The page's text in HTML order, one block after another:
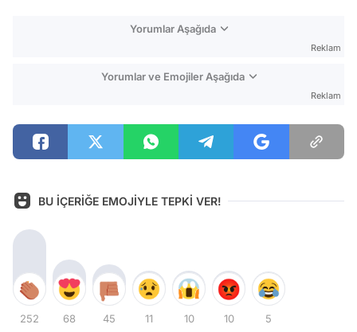
Yorumlar Aşağıda
Reklam
Yorumlar ve Emojiler Aşağıda
Reklam
BU İÇERİĞE EMOJİYLE TEPKİ VER!
252 68 45 11 10 10 5